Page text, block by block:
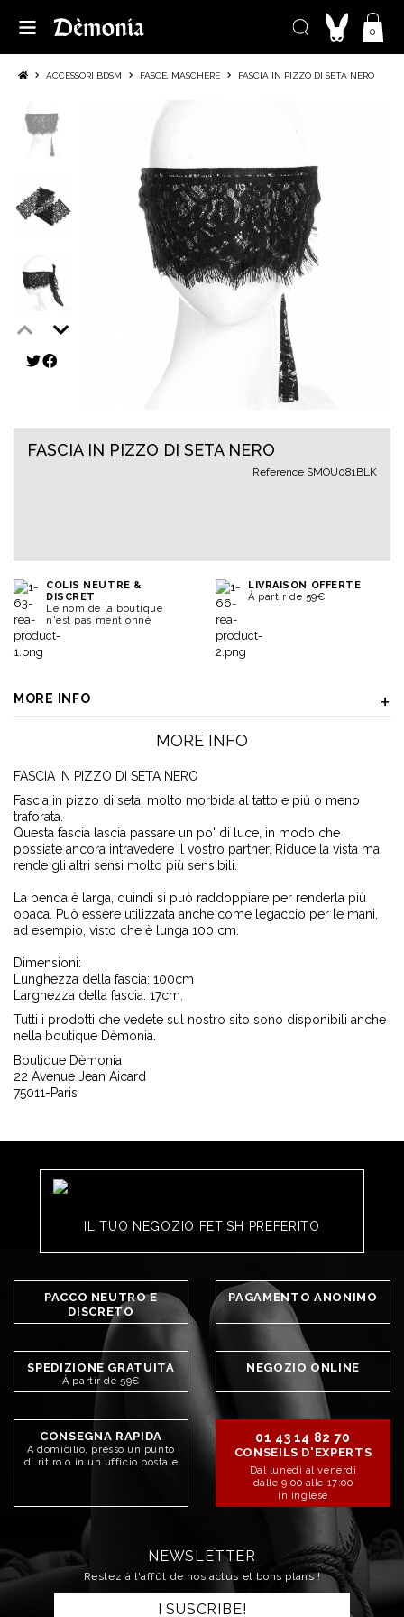
0
ACCESSORI BDSM FASCE, MASCHERE FASCIA IN PIZZO DI SETA NERO
FASCIA IN PIZZO DI SETA NERO
Reference SMOU081BLK
COLIS NEUTRE &
DISCRET
Le nom de la boutique
n'est pas mentionné
LIVRAISON OFFERTE
À partir de 59€
MORE INFO
MORE INFO
FASCIA IN PIZZO DI SETA NERO
Fascia in pizzo di seta, molto morbida al tatto e più o meno
traforata.
Questa fascia lascia passare un po' di luce, in modo che
possiate ancora intravedere il vostro partner. Riduce la vista ma
rende gli altri sensi molto più sensibili.
La benda è larga, quindi si può raddoppiare per renderla più
opaca. Può essere utilizzata anche come legaccio per le mani,
ad esempio, visto che è lunga 100 cm.
Dimensioni:
Lunghezza della fascia: 100cm
Larghezza della fascia: 17cm.
Tutti i prodotti che vedete sul nostro sito sono disponibili anche
nella boutique Dèmonia.
Boutique Dèmonia
22 Avenue Jean Aicard
75011-Paris
IL TUO NEGOZIO FETISH PREFERITO
PACCO NEUTRO E
DISCRETO
PAGAMENTO ANONIMO
SPEDIZIONE GRATUITA
À partir de 59€
NEGOZIO ONLINE
CONSEGNA RAPIDA
A domicilio, presso un punto
di ritiro o in un ufficio postale
01 43 14 82 70
CONSEILS D'EXPERTS
Dal lunedì al venerdì
dalle 9:00 alle 17:00
in inglese
NEWSLETTER
Restez à l'affût de nos actus et bons plans !
I SUSCRIBE!